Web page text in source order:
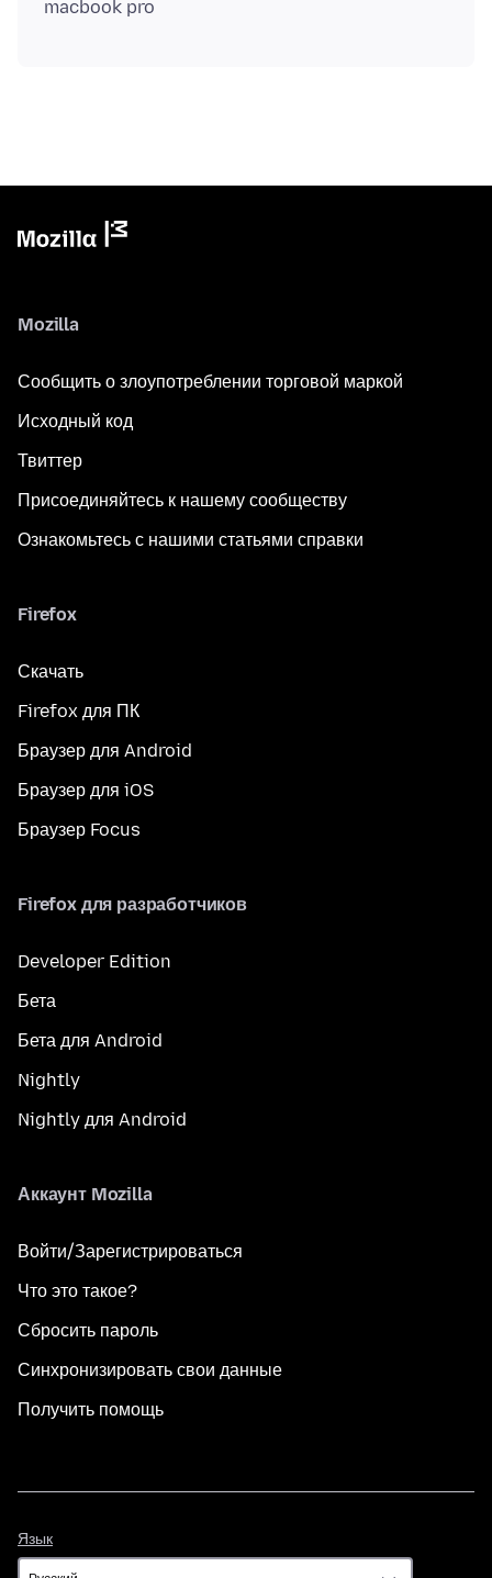
Mozilla
Сообщить о злоупотреблении торговой маркой
Исходный код
Твиттер
Присоединяйтесь к нашему сообществу
Ознакомьтесь с нашими статьями справки
Firefox
Скачать
Firefox для ПК
Браузер для Android
Браузер для iOS
Браузер Focus
Firefox для разработчиков
Developer Edition
Бета
Бета для Android
Nightly
Nightly для Android
Аккаунт Mozilla
Войти/Зарегистрироваться
Что это такое?
Сбросить пароль
Синхронизировать свои данные
Получить помощь
Язык